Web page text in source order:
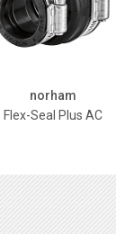
norham
Flex-Seal Plus AC